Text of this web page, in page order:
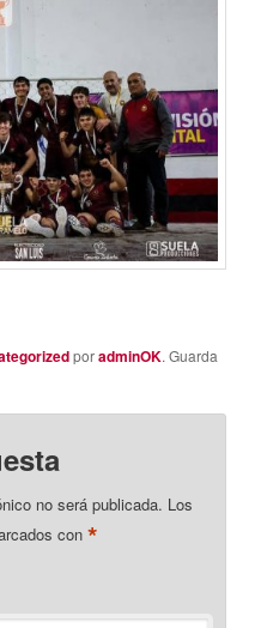
poradminOK. Guarda
no será publicada. Los
con*